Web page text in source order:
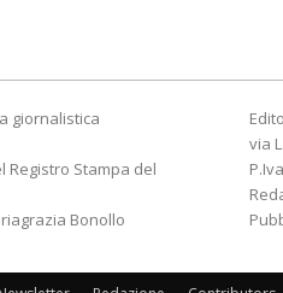
giornalistica
Registro Stampa del
Bonollo
via